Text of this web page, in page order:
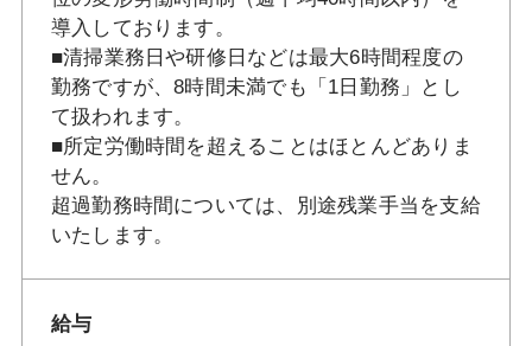
導入しております。
■清掃業務日や研修日などは最大6時間程度の
勤務ですが、8時間未満でも「1日勤務」とし
て扱われます。
■所定労働時間を超えることはほとんどありま
せん。
超過勤務時間については、別途残業手当を支給
いたします。
給与